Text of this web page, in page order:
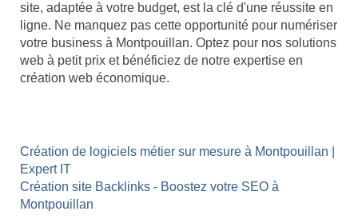
site, adaptée à votre budget, est la clé d'une réussite en
ligne. Ne manquez pas cette opportunité pour numériser
votre business à Montpouillan. Optez pour nos solutions
web à petit prix et bénéficiez de notre expertise en
création web économique.
Création de logiciels métier sur mesure à Montpouillan |
Expert IT
Création site Backlinks - Boostez votre SEO à
Montpouillan